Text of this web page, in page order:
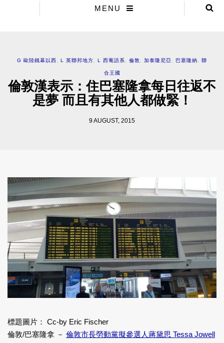
MENU
G 歐陸鐵幕以西 L 英聯邦地方 L 西葡語系 倫敦 加泰隆尼亞 巴塞隆納 聯
合王國
倫敦漢表示：住巴塞隆拿每日往返不
是夢 而且有其他人都做緊！
9 AUGUST, 2015
標題圖片： Cc-by Eric Fischer
倫敦/巴塞隆拿 － 倫敦市長勞動黨擬參選人蔣黛思 Tessa Jowell